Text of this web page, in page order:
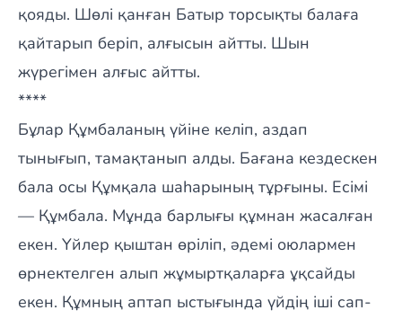
қояды. Шөлі қанған Батыр торсықты балаға
қайтарып беріп, алғысын айтты. Шын
жүрегімен алғыс айтты.
****
Бұлар Құмбаланың үйіне келіп, аздап
тынығып, тамақтанып алды. Бағана кездескен
бала осы Құмқала шаһарының тұрғыны. Есімі
— Құмбала. Мұнда барлығы құмнан жасалған
екен. Үйлер қыштан өріліп, әдемі оюлармен
өрнектелген алып жұмыртқаларға ұқсайды
екен. Құмның аптап ыстығында үйдің іші сап-